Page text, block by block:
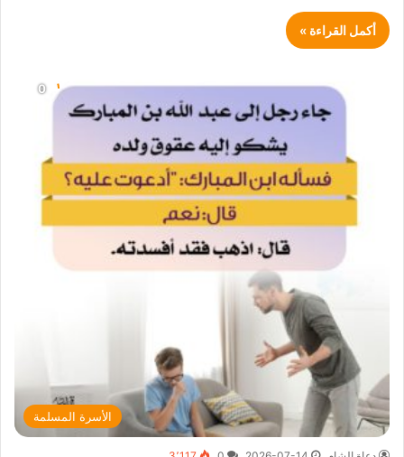
أكمل القراءة »
الأسرة المسلمة